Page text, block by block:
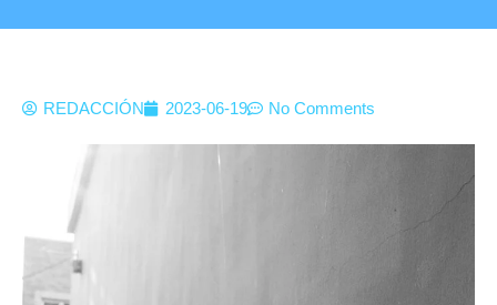
REDACCIÓN 2023-06-19 No Comments